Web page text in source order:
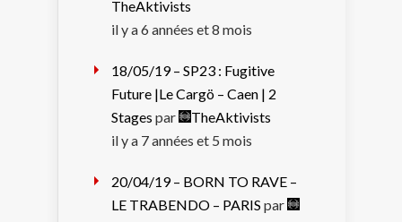
TheAktivists
il y a 6 années et 8 mois
18/05/19 – SP23 : Fugitive
Future |Le Cargö – Caen | 2
Stages par
TheAktivists
il y a 7 années et 5 mois
20/04/19 – BORN TO RAVE –
LE TRABENDO – PARIS par